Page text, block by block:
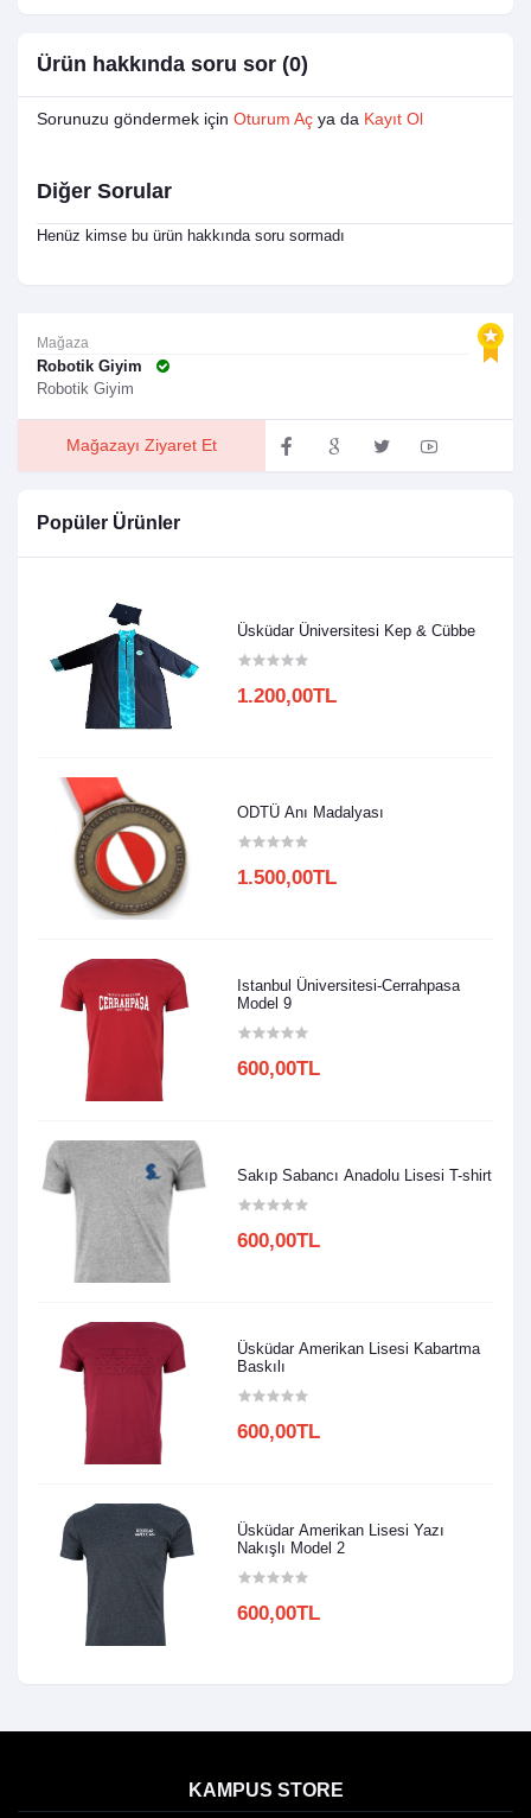
Mağaza
Robotik Giyim
Robotik Giyim
Mağazayı Ziyaret Et
Popüler Ürünler
Üsküdar Üniversitesi Kep & Cübbe
1.200,00TL
ODTÜ Anı Madalyası
1.500,00TL
Istanbul Üniversitesi-Cerrahpasa
Model 9
600,00TL
Sakıp Sabancı Anadolu Lisesi T-shirt
600,00TL
Üsküdar Amerikan Lisesi Kabartma
Baskılı
600,00TL
Üsküdar Amerikan Lisesi Yazı
Nakışlı Model 2
600,00TL
Ürün hakkında soru sor (0)
Sorunuzu göndermek için Oturum Aç ya da Kayıt Ol
Diğer Sorular
Henüz kimse bu ürün hakkında soru sormadı
KAMPUS STORE